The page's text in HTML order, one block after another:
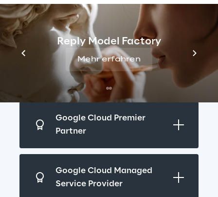
Reply Model Factory
Mehr erfahren
DIE PARTNERSCHAFT
Unser Status
Google Cloud Premier
Partner
Google Cloud Managed
Service Provider